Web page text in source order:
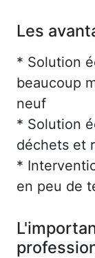
Les
* Solution
beaucoup
neuf
* Solution
déchets et
*
en peu de